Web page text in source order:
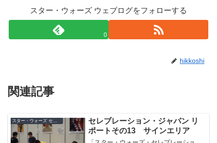
スター・ウォーズ ウェブログをフォローする
0
hikkoshi
関連記事
セレブレーション・ジャパン リ
ポートその13 サインエリア